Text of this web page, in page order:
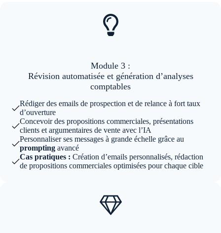
Module 3 :
Révision automatisée et génération d’analyses
comptables
Rédiger des emails de prospection et de relance à fort taux
d’ouverture
Concevoir des propositions commerciales, présentations
clients et argumentaires de vente avec l’IA
Personnaliser ses messages à grande échelle grâce au
prompting avancé
Cas pratiques : Création d’emails personnalisés, rédaction
de propositions commerciales optimisées pour chaque cible